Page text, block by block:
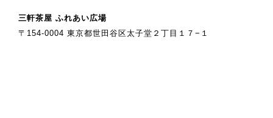
三軒茶屋 ふれあい広場
〒154-0004 東京都世田谷区太子堂２丁目１７−１